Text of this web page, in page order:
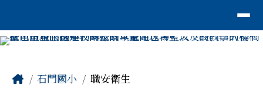
Home石門國小 職安衛生